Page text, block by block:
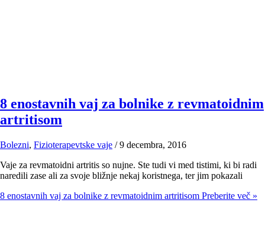
8 enostavnih vaj za bolnike z revmatoidnim
artritisom
Bolezni, Fizioterapevtske vaje /9 decembra, 2016
Vaje za revmatoidni artritis so nujne. Ste tudi vi med tistimi, ki bi radi
naredili zase ali za svoje bližnje nekaj koristnega, ter jim pokazali
8 enostavnih vaj za bolnike z revmatoidnim artritisom Preberite več »